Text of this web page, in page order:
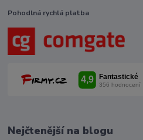
Pohodlná rychlá platba
Nejčtenější na blogu